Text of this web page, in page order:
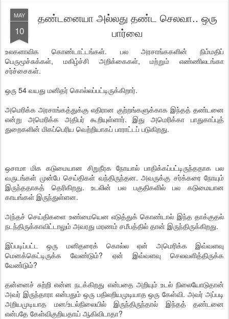
MAY
10
தண்டனையா அல்லது தண்ட செலவா.. ஒரு
பார்வை
உலகளாவிக கொண்டாட்டங்கள். பல அரசாங்ககளின் நிம்மதிப்
பெருமூச்சுக்கள், மகிழ்ச்சி அறிக்கைகள், மற்றும் எண்ணிலடங்கா
சர்ச்சைகள்.
ஒரு 54 வயது மனிதர் கொல்லப்பட்டிருக்கிறார்.
அமெரிக்க அரசாங்கத்துக்கு எதிரான குற்றங்களுக்காக இந்தத் தண்டனை
என்று அமெரிக்க அதிபர் கூறியுள்ளார். இது அமெரிக்கா பாதுகாப்புத்
துறைகளின் மிகப்பெரிய வெற்றியாகப் பாராட்டப் படுகிறது.
ஒசாமா மிக கடுமையான சிறுநீரக நோயால் பாதிக்கப்பட்டிருந்ததாக பல
வருடங்கள் முன்பே செய்திகள் வந்திருந்தன. அவருக்கு சர்க்கரை நோயும்
இருந்ததாகத் தெரிகிறது. உடலின் பல பகுதிகளில் பல கடுமையான
காயங்கள் இருந்துள்ளன.
அந்தச் செய்திகளை உண்மையென எடுத்துக் கொண்டால் இந்த தாக்குதல்
நடந்திருக்காவிட்டாலும் அவரது மரணம் சமீபத்தில் தான் இருந்திருக்கிறது.
இப்படிப்பட்ட ஒரு மனிதரைக் கொல்ல ஏன் அமெரிக்க இவ்வளவு
மெனக்கெட்டிருக்க வேண்டும்? ஏன் இவ்வளவு செலவளித்திருக்க
வேண்டும்?
தன்னைச் சுற்றி என்ன நடக்கிறது என்பதை அறியும் உடல் நிலையோடுதான்
அவர் இருந்தாரா என்பதும் ஒரு பதிலறியமுடியாத ஒரு கேள்வி. அவர் அப்படி
அறியமுடியாத மன/உடல்நிலையில் இருந்திருந்தால் இந்தத் தண்டனை
என்பதே கேள்விகுறியதாய் ஆகிவிடாதா?